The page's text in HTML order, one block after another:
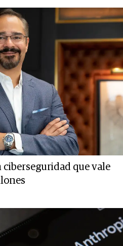
ciberseguridad que vale